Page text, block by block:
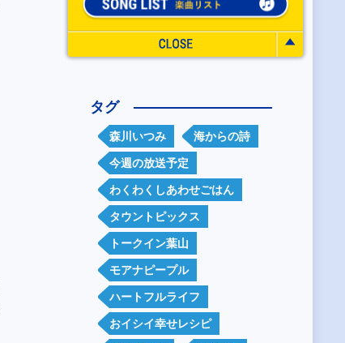
タグ
森川いつみ 海からの詩
今週の放送予定
わくわくしあわせごはん
タウントピックス
トークイン葉山
モアナピープル
ハートフルライフ
おイシイ幸せレシピ